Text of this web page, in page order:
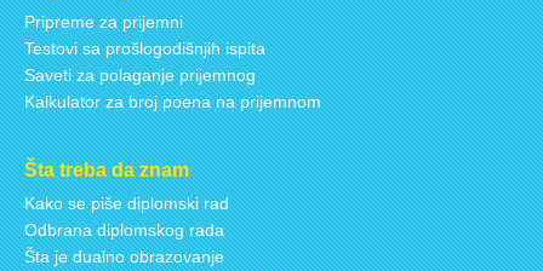
Pripreme za prijemni
Testovi sa prošlogodišnjih ispita
Saveti za polaganje prijemnog
Kalkulator za broj poena na prijemnom
Šta treba da znam
Kako se piše diplomski rad
Odbrana diplomskog rada
Šta je dualno obrazovanje